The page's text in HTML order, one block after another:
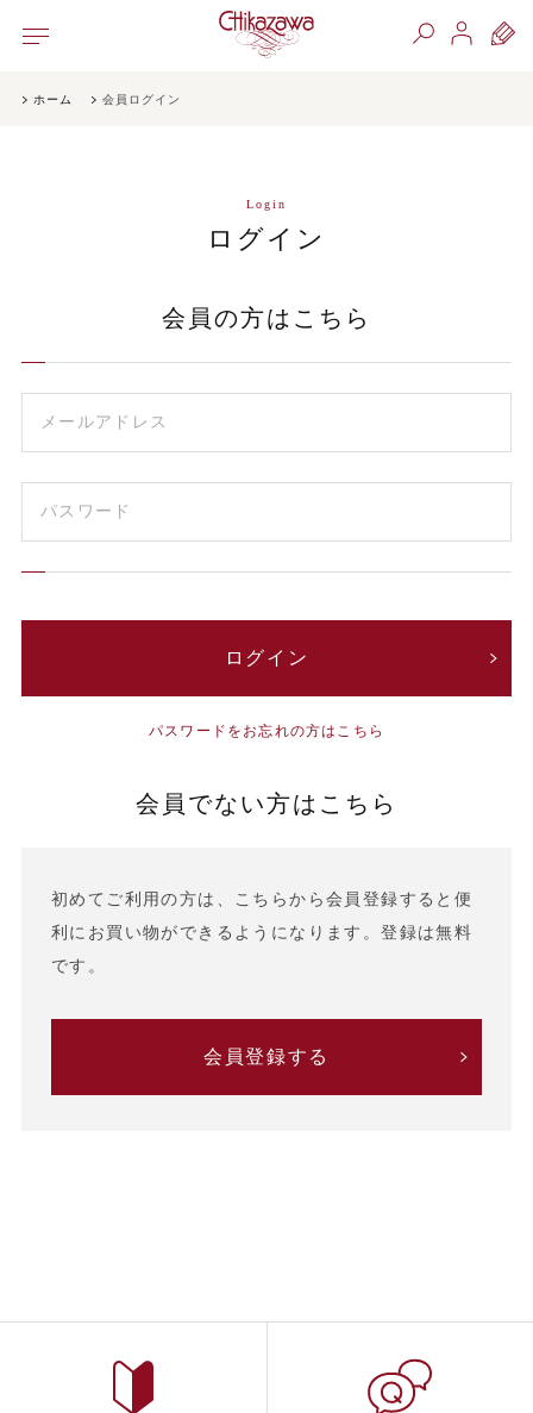
ホーム 会員ログイン
Login
ログイン
会員の方はこちら
パスワードをお忘れの方はこちら
会員でない方はこちら
初めてご利用の方は、こちらから会員登録すると便
利にお買い物ができるようになります。登録は無料
です。
会員登録する